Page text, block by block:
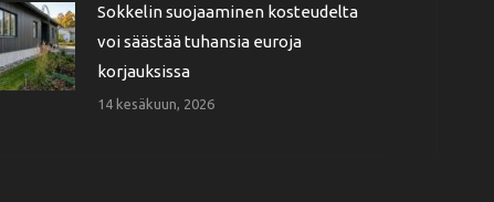
Sokkelin suojaaminen kosteudelta
voi säästää tuhansia euroja
korjauksissa
14 kesäkuun, 2026